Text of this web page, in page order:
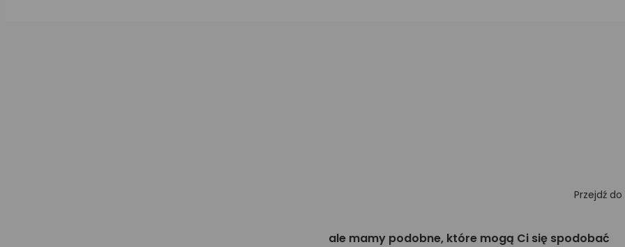
Przejdź
ale mamy podobne, które mogą Ci się spodobać